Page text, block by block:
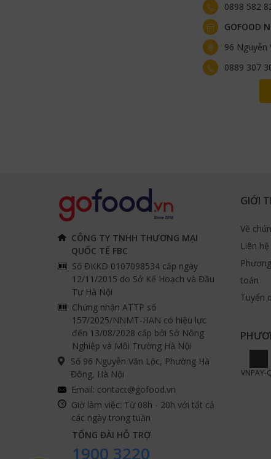
0898 582
GOFOOD
96 Nguyễn
0889 307
CÔNG TY TNHH THƯƠNG MẠI
QUỐC TẾ FBC
Số ĐKKD 0107098534 cấp ngày
12/11/2015 do Sở Kế Hoạch và Đầu
Tư Hà Nội
Chứng nhận ATTP số
157/2025/NNMT-HAN có hiệu lực
đến 13/08/2028 cấp bởi Sở Nông
Nghiệp và Môi Trường Hà Nội
Số 96 Nguyễn Văn Lộc, Phường Hà
Đông, Hà Nội
Email: contact@gofood.vn
Giờ làm việc: Từ 08h - 20h với tất cả
các ngày trong tuần
TỔNG ĐÀI HỖ TRỢ
1900 3220
GIỚI
Về
Liên hệ
toán
Tuyển
VNPAY-